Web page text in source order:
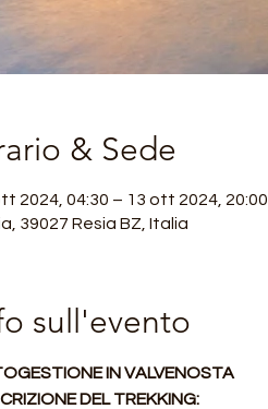
& Sede
2024, 04:30 – 13 ott 2024, 20:00
39027 Resia BZ, Italia
sull'evento
IN VALVENOSTA
DEL TREKKING: